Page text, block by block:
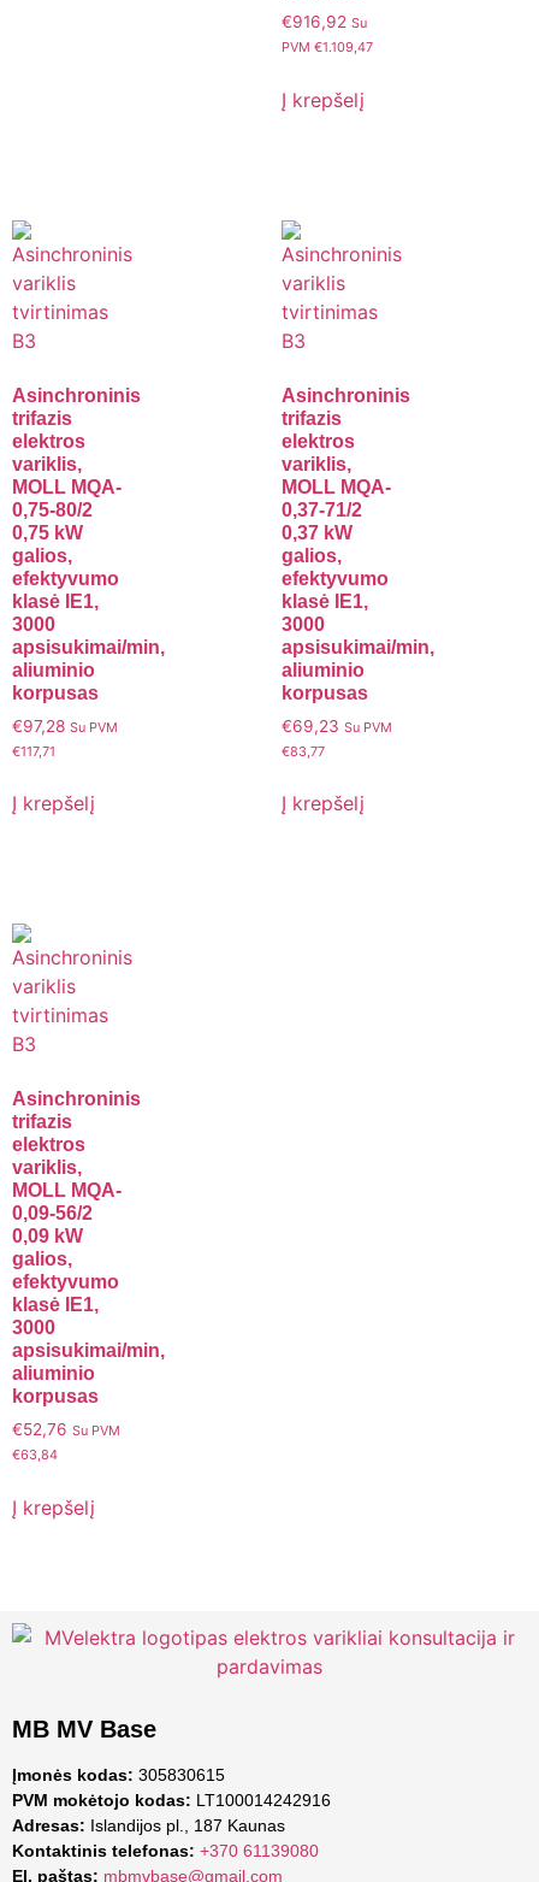
€916,92 Su
PVM €1.109,47
Į krepšelį
Asinchroninis
trifazis
elektros
variklis,
MOLL MQA-
0,75-80/2
0,75 kW
galios,
efektyvumo
klasė IE1,
3000
apsisukimai/min,
aliuminio
korpusas
€97,28 Su PVM
€117,71
Į krepšelį
Asinchroninis
trifazis
elektros
variklis,
MOLL MQA-
0,37-71/2
0,37 kW
galios,
efektyvumo
klasė IE1,
3000
apsisukimai/min,
aliuminio
korpusas
€69,23 Su PVM
€83,77
Į krepšelį
Asinchroninis
trifazis
elektros
variklis,
MOLL MQA-
0,09-56/2
0,09 kW
galios,
efektyvumo
klasė IE1,
3000
apsisukimai/min,
aliuminio
korpusas
€52,76 Su PVM
€63,84
Į krepšelį
MB MV Base
Įmonės kodas: 305830615
PVM mokėtojo kodas: LT100014242916
Adresas: Islandijos pl., 187 Kaunas
Kontaktinis telefonas: +370 61139080
El. paštas: mbmvbase@gmail.com